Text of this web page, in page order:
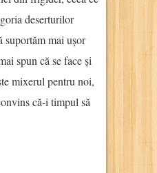
deserturilor
suportăm mai ușor
spun că se face și
mixerul pentru noi,
că-i timpul să